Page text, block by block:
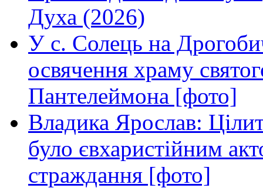
Духа (2026)
У с. Солець на
освячення храму
Пантелеймона [фото]
Владика Ярослав:
було євхаристійним
страждання [фото]